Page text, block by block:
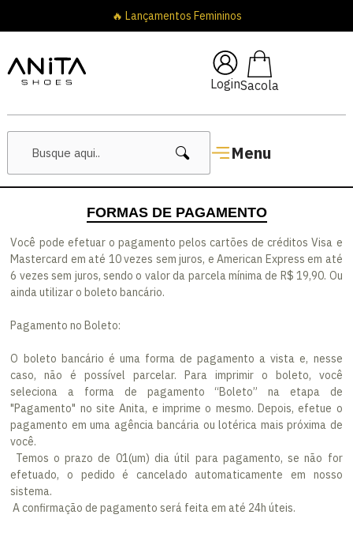
Login
Menu
🔥 Lançamentos Femininos
FORMAS DE PAGAMENTO
Você pode efetuar o pagamento pelos cartões de créditos Visa e
Mastercard em até 10 vezes sem juros, e American Express em até
6 vezes sem juros, sendo o valor da parcela mínima de R$ 19,90. Ou
ainda utilizar o boleto bancário.
Pagamento no Boleto:
O boleto bancário é uma forma de pagamento a vista e, nesse
caso, não é possível parcelar. Para imprimir o boleto, você
seleciona a forma de pagamento “Boleto” na etapa de
"Pagamento" no site Anita, e imprime o mesmo. Depois, efetue o
pagamento em uma agência bancária ou lotérica mais próxima de
você.
Temos o prazo de 01(um) dia útil para pagamento, se não for
efetuado, o pedido é cancelado automaticamente em nosso
sistema.
A confirmação de pagamento será feita em até 24h úteis.